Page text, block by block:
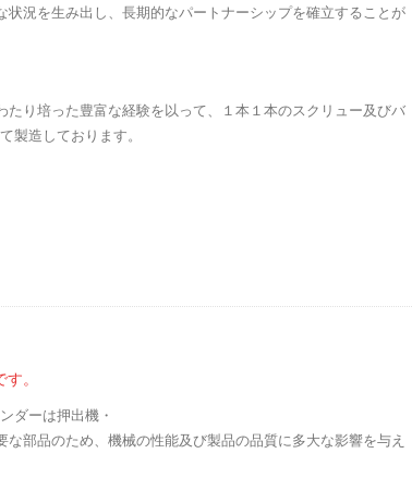
状況を生み出し、長期的なパートナーシップを確立することが
たり培った豊富な経験を以って、１本１本のスクリュー及びバ
製造しております。
。
ダーは押出機・
部品のため、機械の性能及び製品の品質に多大な影響を与え